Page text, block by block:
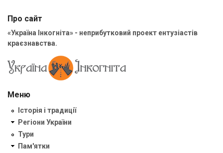
Про сайт
«Україна Інкогніта» - неприбутковий проект ентузіастів
краєзнавства.
Меню
Історія і традиції
Регіони України
Тури
Пам'ятки